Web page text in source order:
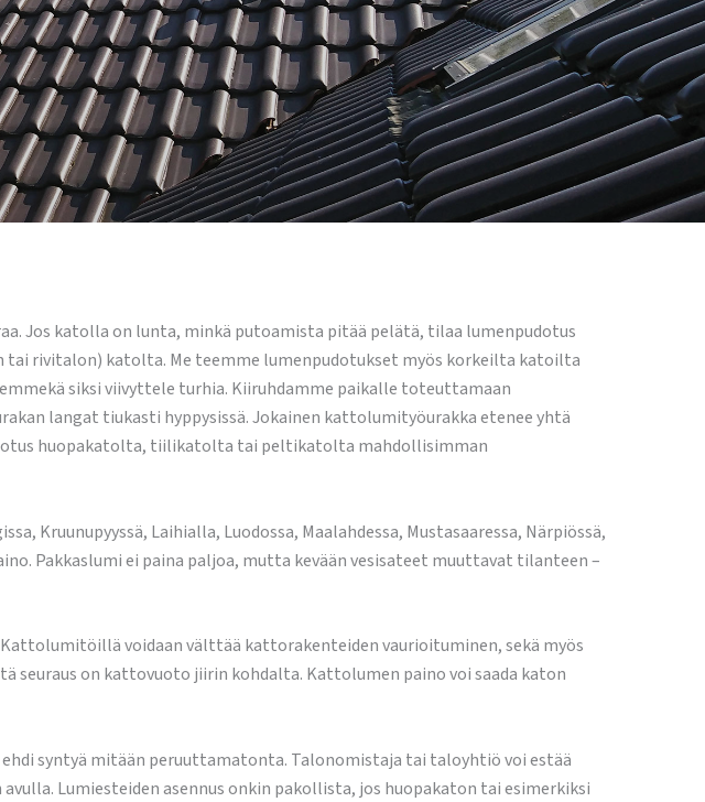
Jos katolla on lunta, minkä putoamista pitää pelätä, tilaa lumenpudotus
rivitalon) katolta. Me teemme lumenpudotukset myös korkeilta katoilta
siksi viivyttele turhia. Kiiruhdamme paikalle toteuttamaan
langat tiukasti hyppysissä. Jokainen kattolumityöurakka etenee yhtä
huopakatolta, tiilikatolta tai peltikatolta mahdollisimman
Kruunupyyssä, Laihialla, Luodossa, Maalahdessa, Mustasaaressa, Närpiössä,
Pakkaslumi ei paina paljoa, mutta kevään vesisateet muuttavat tilanteen –
voidaan välttää kattorakenteiden vaurioituminen, sekä myös
on kattovuoto jiirin kohdalta. Kattolumen paino voi saada katon
syntyä mitään peruuttamatonta. Talonomistaja tai taloyhtiö voi estää
Lumiesteiden asennus onkin pakollista, jos huopakaton tai esimerkiksi